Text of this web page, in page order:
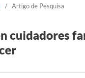
/ Artigo de Pesquisa
cuidadores